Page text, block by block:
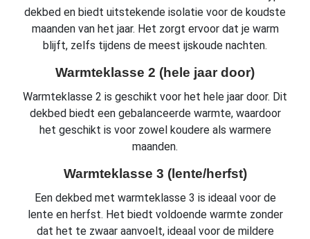
dekbed en biedt uitstekende isolatie voor de koudste
maanden van het jaar. Het zorgt ervoor dat je warm
blijft, zelfs tijdens de meest ijskoude nachten.
Warmteklasse 2 (hele jaar door)
Warmteklasse 2 is geschikt voor het hele jaar door. Dit
dekbed biedt een gebalanceerde warmte, waardoor
het geschikt is voor zowel koudere als warmere
maanden.
Warmteklasse 3 (lente/herfst)
Een dekbed met warmteklasse 3 is ideaal voor de
lente en herfst. Het biedt voldoende warmte zonder
dat het te zwaar aanvoelt, ideaal voor de mildere